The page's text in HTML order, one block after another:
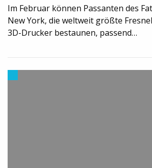
Im Februar können Passanten des
New York, die weltweit größte
3D-Drucker bestaunen, passend…